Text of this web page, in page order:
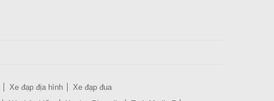
Xe đạp địa hình
Xe đạp đua